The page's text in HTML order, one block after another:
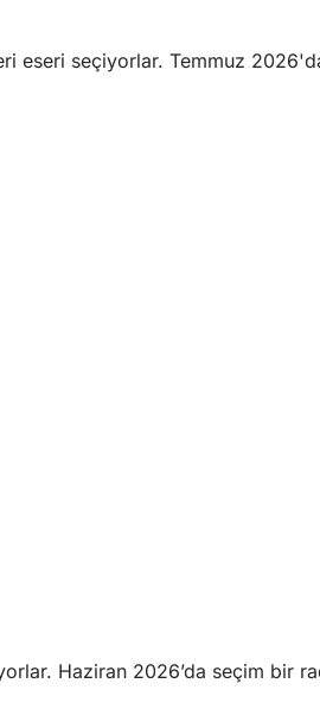
eseri seçiyorlar. Temmuz
Haziran 2026’da seçim bir